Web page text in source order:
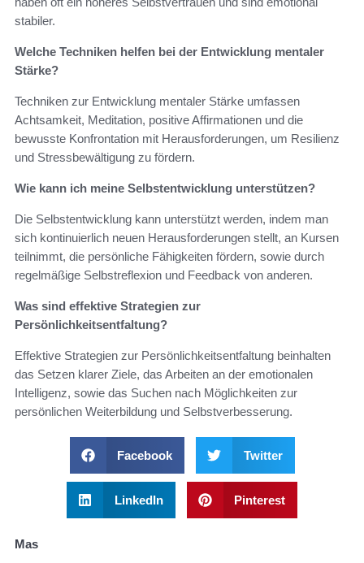
stabiler.
Welche Techniken helfen bei der Entwicklung mentaler
Stärke?
Techniken zur Entwicklung mentaler Stärke umfassen
Achtsamkeit, Meditation, positive Affirmationen und die
bewusste Konfrontation mit Herausforderungen, um Resilienz
und Stressbewältigung zu fördern.
Wie kann ich meine Selbstentwicklung unterstützen?
Die Selbstentwicklung kann unterstützt werden, indem man
sich kontinuierlich neuen Herausforderungen stellt, an Kursen
teilnimmt, die persönliche Fähigkeiten fördern, sowie durch
regelmäßige Selbstreflexion und Feedback von anderen.
Was sind effektive Strategien zur
Persönlichkeitsentfaltung?
Effektive Strategien zur Persönlichkeitsentfaltung beinhalten
das Setzen klarer Ziele, das Arbeiten an der emotionalen
Intelligenz, sowie das Suchen nach Möglichkeiten zur
persönlichen Weiterbildung und Selbstverbesserung.
Facebook Twitter
LinkedIn Pinterest
Mas